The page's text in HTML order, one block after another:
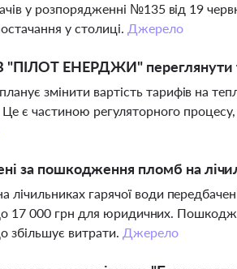
у розпорядженні №135 від 19
у столиці. Джерело
"ПІЛОТ ЕНЕРДЖИ" переглянути
змінити вартість тарифів на
є частиною регуляторного процесу,
за пошкодження пломб на
гарячої води
до 17 000 грн для юридичних.
збільшує витрати. Джерело